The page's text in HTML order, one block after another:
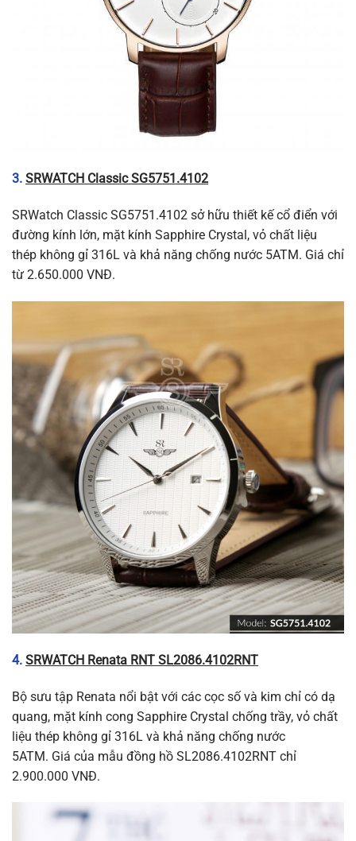
3. SRWATCH Classic SG5751.4102
SRWatch Classic SG5751.4102 sở hữu thiết kế cổ điển với
đường kính lớn, mặt kính Sapphire Crystal, vỏ chất liệu
thép không gỉ 316L và khả năng chống nước 5ATM. Giá chỉ
từ 2.650.000 VNĐ.
4. SRWATCH Renata RNT SL2086.4102RNT
Bộ sưu tập Renata nổi bật với các cọc số và kim chỉ có dạ
quang, mặt kính cong Sapphire Crystal chống trầy, vỏ chất
liệu thép không gỉ 316L và khả năng chống nước
5ATM. Giá của mẫu đồng hồ SL2086.4102RNT chỉ
2.900.000 VNĐ.